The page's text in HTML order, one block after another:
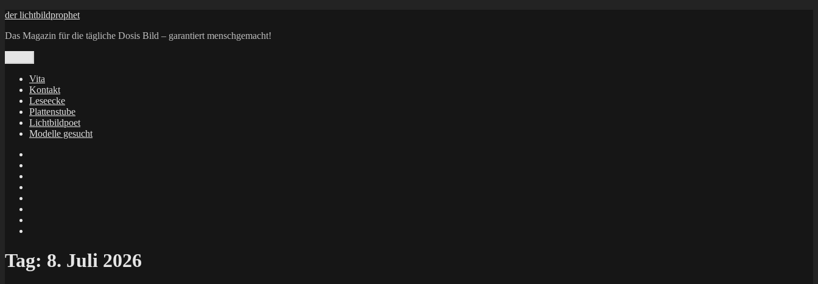
Zum
springen
der lichtbildprophet
Das Magazin für die tägliche Dosis Bild – garantiert menschgemacht!
Vita
Kontakt
Leseecke
Plattenstube
Lichtbildpoet
Modelle gesucht
Tag: 8. Juli 2026